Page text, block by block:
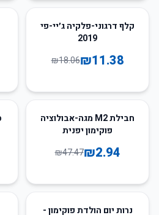
37%קלף דרגוני-פלקיה ג׳יי-פי
2019
₪11.38
₪18.06
94%
חבילת M2 מגה-אבולוציה
פוקימון יפנית
₪2.94
₪47.47
80
נרות יום הולדת פוקימון -